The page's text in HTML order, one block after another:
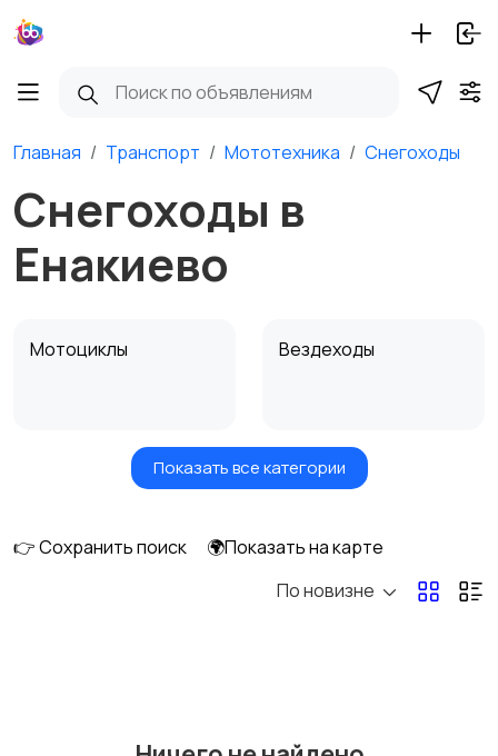
Главная Транспорт Мототехника Снегоходы
Снегоходы в
Енакиево
Мотоциклы Вездеходы
Квадроциклы и багги
Снегоходы
Показать все категории
👉 Сохранить поиск
🌍Показать на карте
По новизне